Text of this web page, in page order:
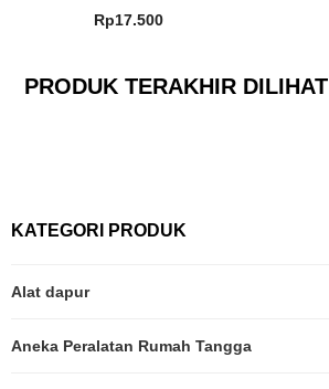
Rp17.500
PRODUK TERAKHIR DILIHAT
KATEGORI PRODUK
Alat dapur
Aneka Peralatan Rumah Tangga